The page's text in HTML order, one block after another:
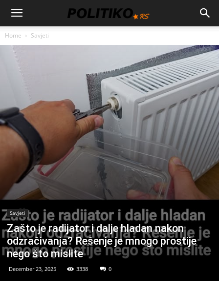
Home Savjeti
Savjeti
Zašto je radijator i dalje hladan nakon
odzračivanja? Rešenje je mnogo prostije
nego što mislite
December 23, 2025 3338 0